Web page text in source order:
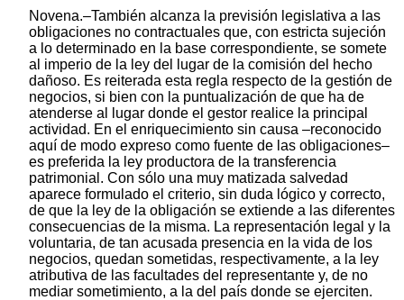
Novena.–También alcanza la previsión legislativa a las
obligaciones no contractuales que, con estricta sujeción
a lo determinado en la base correspondiente, se somete
al imperio de la ley del lugar de la comisión del hecho
dañoso. Es reiterada esta regla respecto de la gestión de
negocios, si bien con la puntualización de que ha de
atenderse al lugar donde el gestor realice la principal
actividad. En el enriquecimiento sin causa –reconocido
aquí de modo expreso como fuente de las obligaciones–
es preferida la ley productora de la transferencia
patrimonial. Con sólo una muy matizada salvedad
aparece formulado el criterio, sin duda lógico y correcto,
de que la ley de la obligación se extiende a las diferentes
consecuencias de la misma. La representación legal y la
voluntaria, de tan acusada presencia en la vida de los
negocios, quedan sometidas, respectivamente, a la ley
atributiva de las facultades del representante y, de no
mediar sometimiento, a la del país donde se ejerciten.